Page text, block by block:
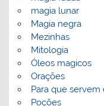
magia lunar
Magia negra
Mezinhas
Mitologia
Óleos magicos
Orações
Para que servem
Poções